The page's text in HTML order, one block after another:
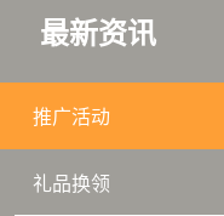
最新资讯
推广活动
礼品换领